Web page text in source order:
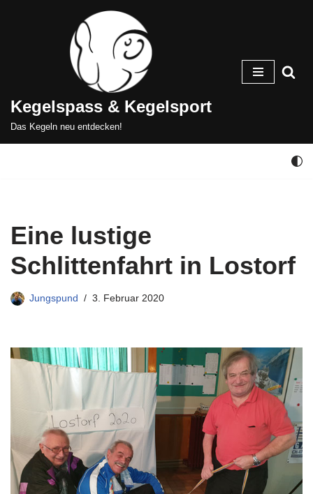
Kegelspass & Kegelsport
Das Kegeln neu entdecken!
Eine lustige
Schlittenfahrt in Lostorf
Jungspund 3. Februar 2020